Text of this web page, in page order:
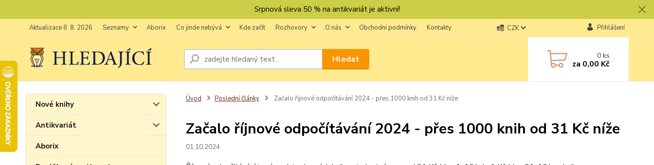
Srpnová sleva 50 % na antikvariát je aktivní!
Aktualizace 8. 8. 2026 Seznamy Aborix Co jinde nebývá Kde začít Rozhovory O nás Obchodní podmínky Kontakty CZK Přihlášení
Hledat 0ks
za 0,00 Kč
Nové knihy
Antikvariát
Aborix
Úvod Poslední články Začalo říjnové odpočítávání 2024 - přes 1000 knih od 31 Kč níže
Začalo říjnové odpočítávání 2024 - přes 1000 knih od 31 Kč níže
01.10.2024